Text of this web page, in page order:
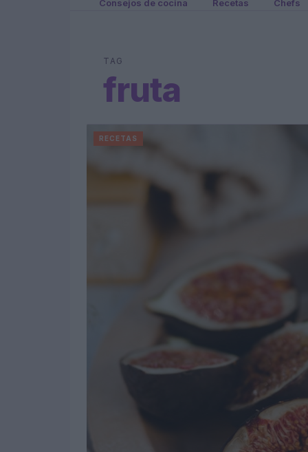
Consejos de cocina Recetas Chefs
TAG
fruta
RECETAS